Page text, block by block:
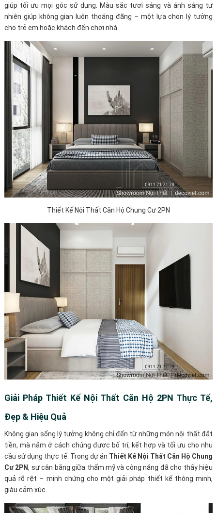
giúp tối ưu mọi góc sử dụng. Màu sắc tươi sáng và ánh sáng tự
nhiên giúp không gian luôn thoáng đãng – một lựa chọn lý tưởng
cho trẻ em hoặc khách đến chơi nhà.
Thiết Kế Nội Thất Căn Hộ Chung Cư 2PN
Giải Pháp Thiết Kế Nội Thất Căn Hộ 2PN Thực Tế,
Đẹp & Hiệu Quả
Không gian sống lý tưởng không chỉ đến từ những món nội thất đắt
tiền, mà nằm ở cách chúng được bố trí, kết hợp và tối ưu cho nhu
cầu sử dụng thực tế. Trong dự án Thiết Kế Nội Thất Căn Hộ Chung
Cư 2PN, sự cân bằng giữa thẩm mỹ và công năng đã cho thấy hiệu
quả rõ rệt – minh chứng cho một giải pháp thiết kế thông minh,
giàu cảm xúc.